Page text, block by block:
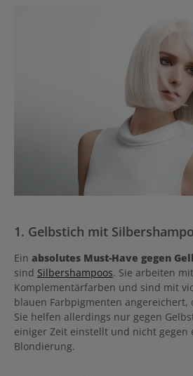
1. Gelbstich mit
Ein absolutes Must-Have gegen
sind Silbershampoos. Sie arbeiten
Komplementärfarben und sind mit
blauen Farbpigmenten angereichert,
Sie helfen allerdings nur gegen
einiger Zeit einstellt und nicht gegen
Blondierung.